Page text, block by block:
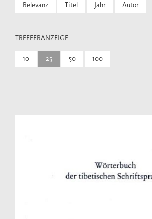
Relevanz Titel Jahr Autor
TREFFERANZEIGE
10 25 50 100